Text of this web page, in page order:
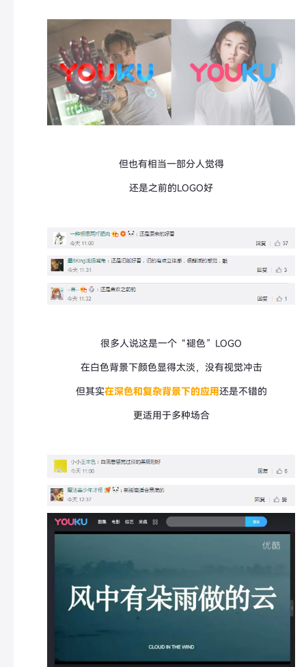
但也有相当一部分人觉得
还是之前的LOGO好
很多人说这是一个“褪色”LOGO
在白色背景下颜色显得太淡，没有视觉冲击
但其实在深色和复杂背景下的应用还是不错的
更适用于多种场合